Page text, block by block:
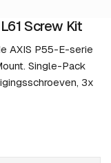
Screw Kit
AXIS P55-E-serie
Single-Pack
3x